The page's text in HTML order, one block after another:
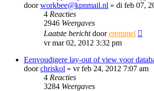
doorworkbee@kpnmail.nl » di feb 07,
4 Reacties
2946 Weergaves
Laatste berichtdooreremmel
vr mar 02, 2012 3:32 pm
Eenvoudigere lay-out of view voor
doorchriskol » vr feb 24, 2012 7:07 am
4 Reacties
3284 Weergaves